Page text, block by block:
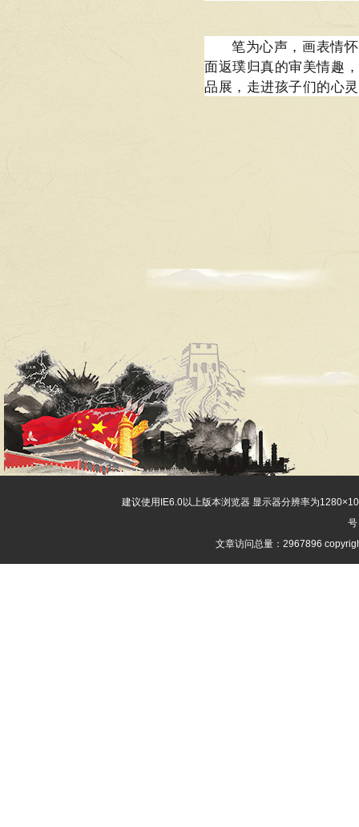
笔为心声，画表情
面返璞归真的审美情趣
品展，走进孩子们的心
建议使用IE6.0以上版本浏览器 显示器分辨率为
号
文章访问总量：2967896